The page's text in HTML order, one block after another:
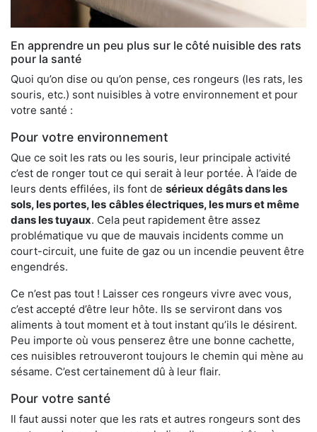
En apprendre un peu plus sur le côté nuisible des rats
pour la santé
Quoi qu’on dise ou qu’on pense, ces rongeurs (les rats, les
souris, etc.) sont nuisibles à votre environnement et pour
votre santé :
Pour votre environnement
Que ce soit les rats ou les souris, leur principale activité
c’est de ronger tout ce qui serait à leur portée. À l’aide de
leurs dents effilées, ils font de sérieux dégâts dans les
sols, les portes, les câbles électriques, les murs et même
dans les tuyaux. Cela peut rapidement être assez
problématique vu que de mauvais incidents comme un
court-circuit, une fuite de gaz ou un incendie peuvent être
engendrés.
Ce n’est pas tout ! Laisser ces rongeurs vivre avec vous,
c’est accepté d’être leur hôte. Ils se serviront dans vos
aliments à tout moment et à tout instant qu’ils le désirent.
Peu importe où vous penserez être une bonne cachette,
ces nuisibles retrouveront toujours le chemin qui mène au
sésame. C’est certainement dû à leur flair.
Pour votre santé
Il faut aussi noter que les rats et autres rongeurs sont des